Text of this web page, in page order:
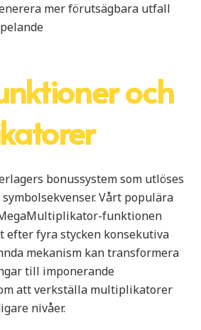
mer förutsägbara utfall
och
bonussystem som utlöses
Vårt populära
funktionen
efter fyra stycken konsekutiva
mekanism kan transformera
till imponerande
att verkställa multiplikatorer
nivåer.